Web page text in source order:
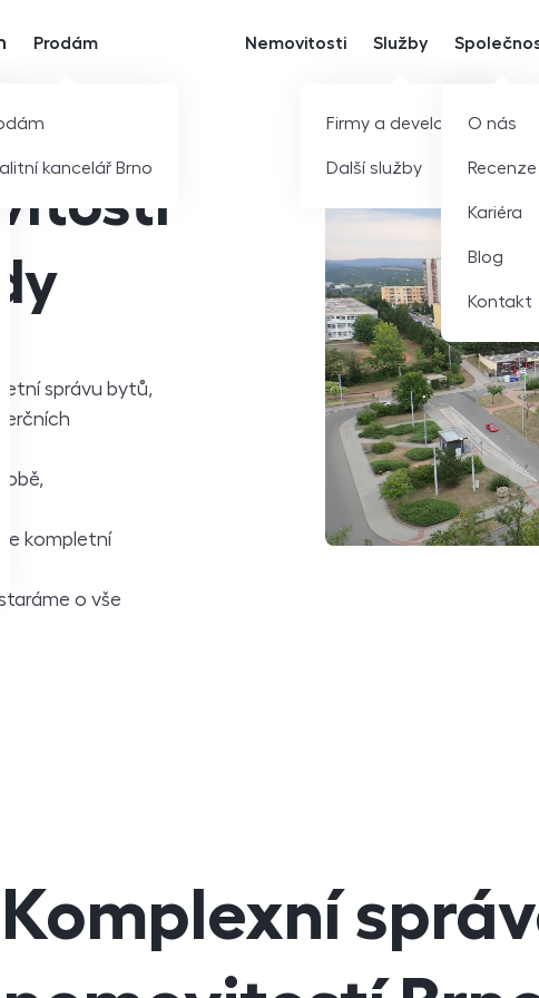
Prodám
kancelář Brno
Nemovitosti Služby
Firmy a developeři
Další služby
O nás
Recenze
Kariéra
Blog
Kontakt
správu bytů,
kompletní
o vše
Komplexní